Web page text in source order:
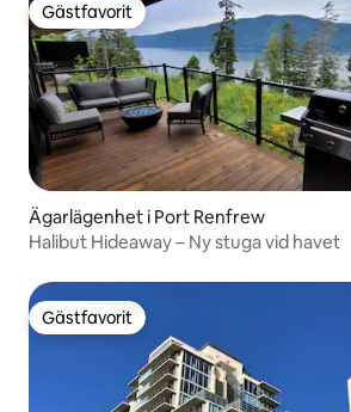
Gästfavorit
Gästfavorit
Ägarlägenhet i Port Renfrew
Halibut Hideaway – Ny stuga vid havet
Gästfavorit
Gästfavorit